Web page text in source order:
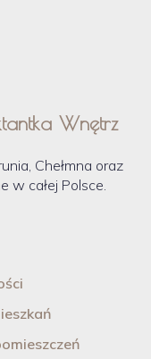
Wnętrz
Chełmna oraz
w całej Polsce.